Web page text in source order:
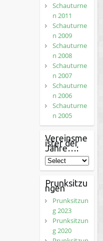
Schauturne
n 2011
Schauturne
n 2009
Schauturne
n 2008
Schauturne
n 2007
Schauturne
n 2006
Schauturne
n 2005
Vereinsme
ister der
Jahre…:
Prunksitzu
ngen
Prunksitzun
g 2023
Prunksitzun
g 2020